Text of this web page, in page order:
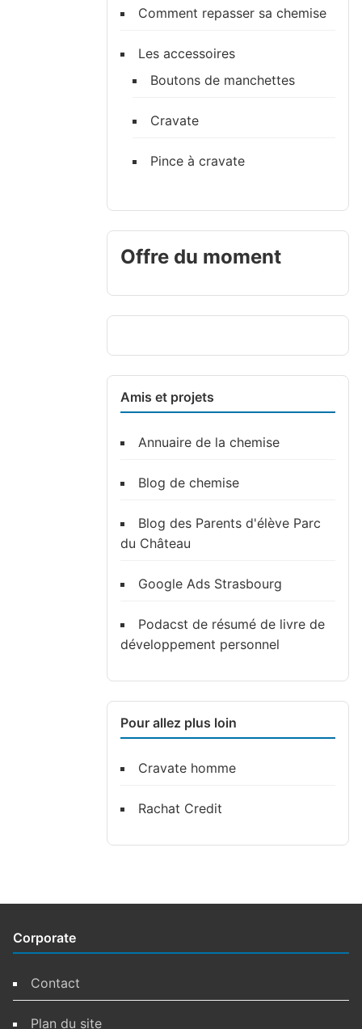
Comment repasser sa chemise
Les accessoires
Boutons de manchettes
Cravate
Pince à cravate
Offre du moment
Amis et projets
Annuaire de la chemise
Blog de chemise
Blog des Parents d'élève Parc
du Château
Google Ads Strasbourg
Podacst de résumé de livre de
développement personnel
Pour allez plus loin
Cravate homme
Rachat Credit
Corporate
Contact
Plan du site